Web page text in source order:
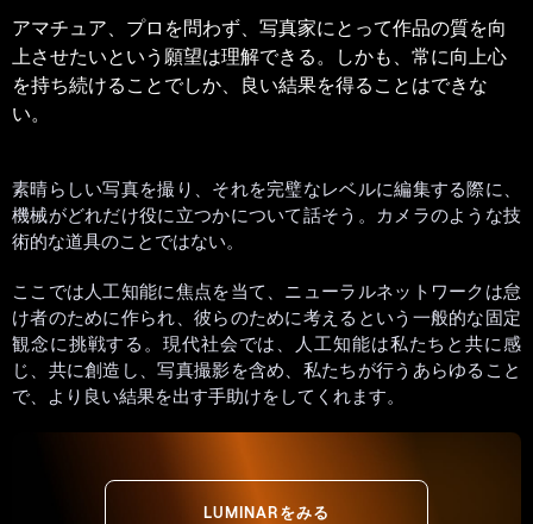
アマチュア、プロを問わず、写真家にとって作品の質を向
上させたいという願望は理解できる。しかも、常に向上心
を持ち続けることでしか、良い結果を得ることはできな
い。
素晴らしい写真を撮り、それを完璧なレベルに編集する際に、
機械がどれだけ役に立つかについて話そう。カメラのような技
術的な道具のことではない。
ここでは人工知能に焦点を当て、ニューラルネットワークは怠
け者のために作られ、彼らのために考えるという一般的な固定
観念に挑戦する。現代社会では、人工知能は私たちと共に感
じ、共に創造し、写真撮影を含め、私たちが行うあらゆること
で、より良い結果を出す手助けをしてくれます。
LUMINARをみる